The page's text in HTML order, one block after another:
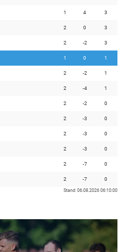
1 4 3
2 0 3
2 -2 3
1 0 1
2 -2 1
2 -4 1
2 -2 0
2 -3 0
2 -3 0
2 -3 0
2 -7 0
2 -7 0
Stand: 06.08.2026 06:10:00